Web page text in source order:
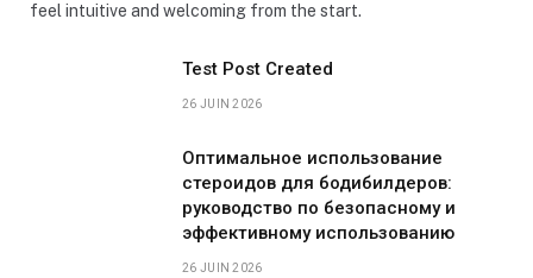
feel intuitive and welcoming from the start.
Test Post Created
26 JUIN 2026
Оптимальное использование
стероидов для бодибилдеров:
руководство по безопасному и
эффективному использованию
26 JUIN 2026